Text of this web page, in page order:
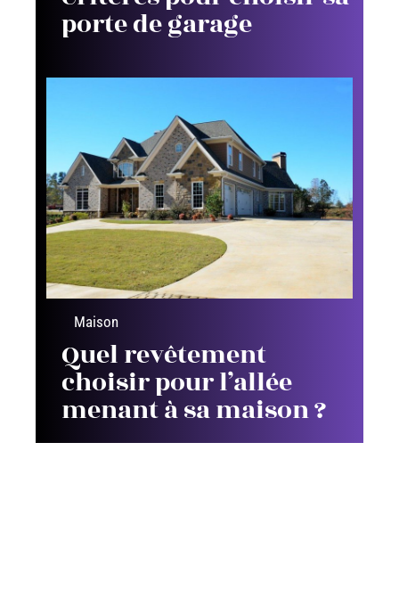
porte de garage
Maison
Quel revêtement
choisir pour l’allée
menant à sa maison ?